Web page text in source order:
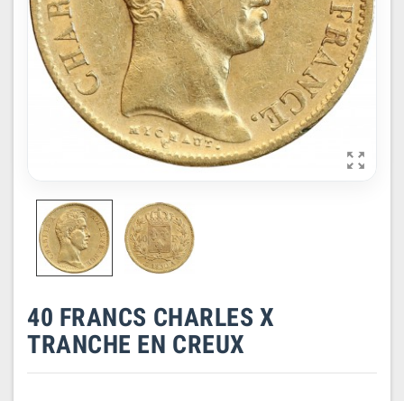

40 FRANCS CHARLES X
TRANCHE EN CREUX